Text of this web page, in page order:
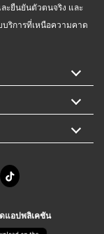
ะยืนยันตัวตนจริง และ
ริการที่เหนือความคาด
แอปพลิเคชัน